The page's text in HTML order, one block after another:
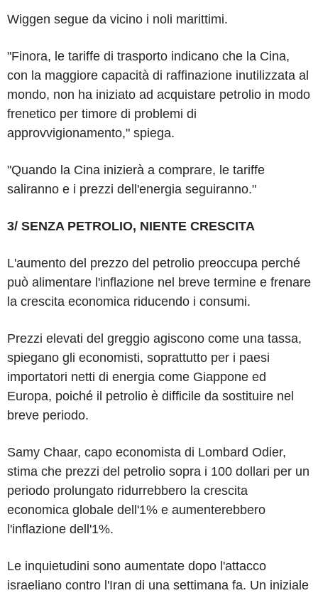
Wiggen segue da vicino i noli marittimi.
"Finora, le tariffe di trasporto indicano che la Cina,
con la maggiore capacità di raffinazione inutilizzata al
mondo, non ha iniziato ad acquistare petrolio in modo
frenetico per timore di problemi di
approvvigionamento," spiega.
"Quando la Cina inizierà a comprare, le tariffe
saliranno e i prezzi dell'energia seguiranno."
3/ SENZA PETROLIO, NIENTE CRESCITA
L'aumento del prezzo del petrolio preoccupa perché
può alimentare l'inflazione nel breve termine e frenare
la crescita economica riducendo i consumi.
Prezzi elevati del greggio agiscono come una tassa,
spiegano gli economisti, soprattutto per i paesi
importatori netti di energia come Giappone ed
Europa, poiché il petrolio è difficile da sostituire nel
breve periodo.
Samy Chaar, capo economista di Lombard Odier,
stima che prezzi del petrolio sopra i 100 dollari per un
periodo prolungato ridurrebbero la crescita
economica globale dell'1% e aumenterebbero
l'inflazione dell'1%.
Le inquietudini sono aumentate dopo l'attacco
israeliano contro l'Iran di una settimana fa. Un iniziale